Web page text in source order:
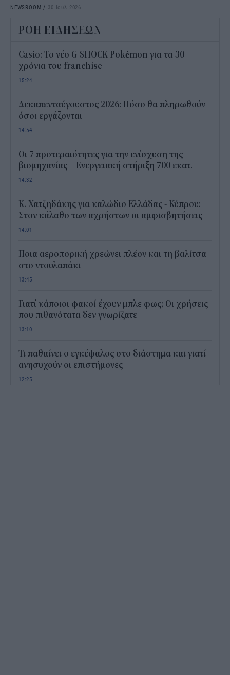
NEWSROOM / 30 Ιουλ 2026
ΡΟΗ ΕΙΔΗΣΕΩΝ
Casio: Το νέο G-SHOCK Pokémon για τα 30
χρόνια του franchise
15:24
Δεκαπενταύγουστος 2026: Πόσο θα πληρωθούν
όσοι εργάζονται
14:54
Οι 7 προτεραιότητες για την ενίσχυση της
βιομηχανίας – Ενεργειακή στήριξη 700 εκατ.
14:32
Κ. Χατζηδάκης για καλώδιο Ελλάδας - Κύπρου:
Στον κάλαθο των αχρήστων οι αμφισβητήσεις
14:01
Ποια αεροπορική χρεώνει πλέον και τη βαλίτσα
στο ντουλαπάκι
13:45
Γιατί κάποιοι φακοί έχουν μπλε φως; Οι χρήσεις
που πιθανότατα δεν γνωρίζατε
13:10
Τι παθαίνει ο εγκέφαλος στο διάστημα και γιατί
ανησυχούν οι επιστήμονες
12:25